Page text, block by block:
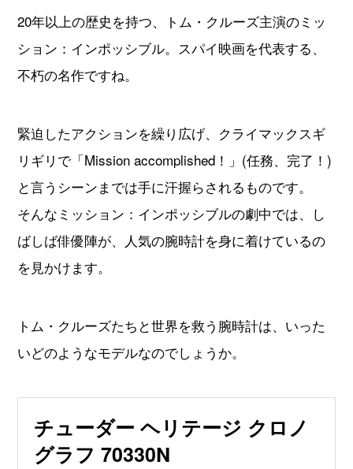
20年以上の歴史を持つ、トム・クルーズ主演のミッ
ション：インポッシブル。スパイ映画を代表する、
不朽の名作ですね。
緊迫したアクションを繰り広げ、クライマックスギ
リギリで「Mission accomplished！」(任務、完了！)
と言うシーンまでは手に汗握らされるものです。
そんなミッション：インポッシブルの劇中では、し
ばしば俳優陣が、人気の腕時計を身に着けているの
を見かけます。
トム・クルーズたちと世界を救う腕時計は、いった
いどのようなモデルなのでしょうか。
チューダー ヘリテージ クロノ
グラフ 70330N